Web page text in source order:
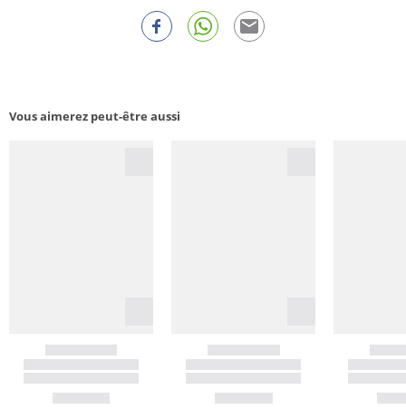
Vous aimerez peut-être aussi